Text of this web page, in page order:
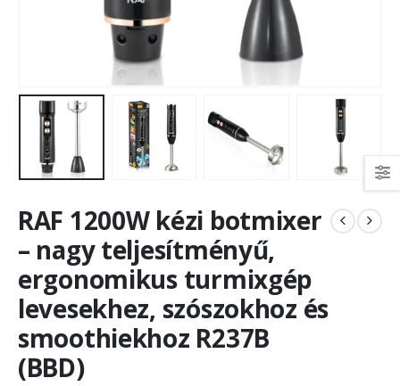
RAF 1200W kézi botmixer
– nagy teljesítményű,
ergonomikus turmixgép
levesekhez, szószokhoz és
smoothiekhoz R237B
(BBD)